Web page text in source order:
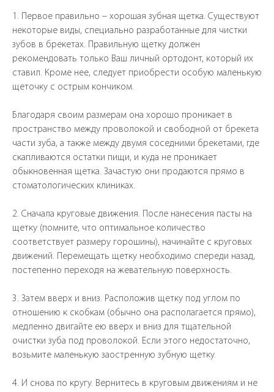
Одесса,
1. Первое правильно – хорошая зубная щетка. Существуют
некоторые виды, специально разработанные для чистки
зубов в брекетах. Правильную щетку должен
рекомендовать только Ваш личный ортодонт, который их
ставил. Кроме нее, следует приобрести особую маленькую
щеточку с острым кончиком.
Благодаря своим размерам она хорошо проникает в
пространство между проволокой и свободной от брекета
части зуба, а также между двумя соседними брекетами, где
скапливаются остатки пищи, и куда не проникает
обыкновенная щетка. Зачастую они продаются прямо в
стоматологических клиниках.
2. Сначала круговые движения. После нанесения пасты на
щетку (помните, что оптимальное количество
соответствует размеру горошины), начинайте с круговых
движений. Перемещать щетку необходимо спереди назад,
постепенно переходя на жевательную поверхность.
3. Затем вверх и вниз. Расположив щетку под углом по
отношению к скобкам (обычно она располагается прямо),
медленно двигайте ею вверх и вниз для тщательной
очистки зуба под проволокой. Если этого недостаточно,
возьмите маленькую заостренную зубную щетку.
4. И снова по кругу. Вернитесь в круговым движениям и не